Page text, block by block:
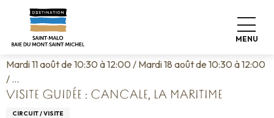
contenu
MENU
Accueil Vivre comme chez nous
Visite guidée : Cancale, la Maritime
Mardi 11 août de 10:30 à 12:00 / Mardi 18 août de 10:30 à 12:00
/ ...
VISITE GUIDÉE : CANCALE, LA MARITIME
CIRCUIT / VISITE